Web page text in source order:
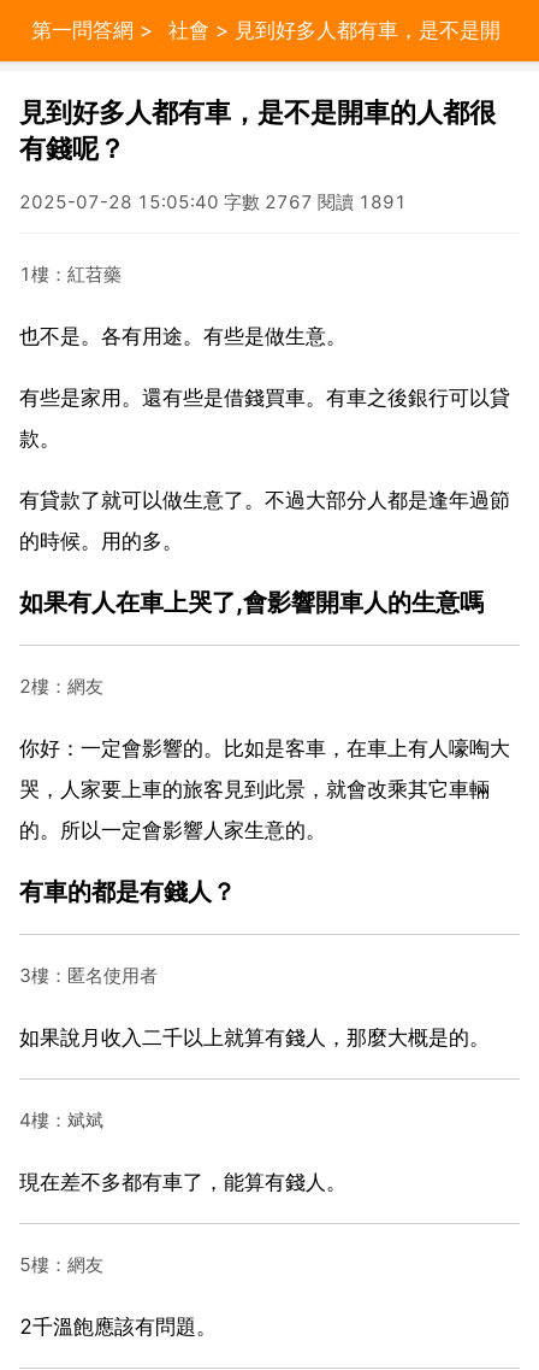
第一問答網 > 社會 > 見到好多人都有車，是不是開
見到好多人都有車，是不是開車的人都很
有錢呢？
2025-07-28 15:05:40 字數 2767 閱讀 1891
1樓：紅苕藥
也不是。各有用途。有些是做生意。
有些是家用。還有些是借錢買車。有車之後銀行可以貸
款。
有貸款了就可以做生意了。不過大部分人都是逢年過節
的時候。用的多。
如果有人在車上哭了,會影響開車人的生意嗎
2樓：網友
你好：一定會影響的。比如是客車，在車上有人嚎啕大
哭，人家要上車的旅客見到此景，就會改乘其它車輛
的。所以一定會影響人家生意的。
有車的都是有錢人？
3樓：匿名使用者
如果說月收入二千以上就算有錢人，那麼大概是的。
4樓：斌斌
現在差不多都有車了，能算有錢人。
5樓：網友
2千溫飽應該有問題。